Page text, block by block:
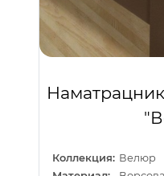
Коллекция: Велюр